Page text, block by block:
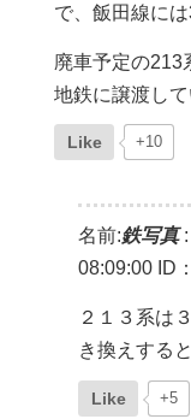
で、飯田線に
廃車予定の213
地鉄に譲渡して
Like +10
名前:鉄写真:
08:09:00 ID
２１３系は
き換えする
Like +5